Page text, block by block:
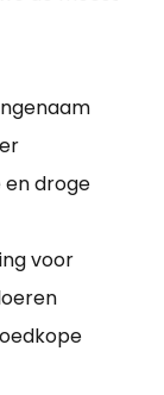
en droge
voor